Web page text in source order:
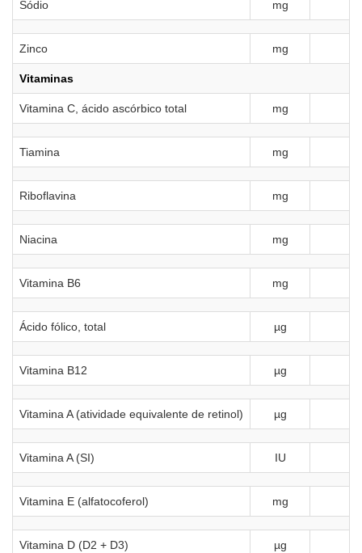
Sódio mg
Zinco mg
Vitaminas
Vitamina C, ácido ascórbico total mg
Tiamina mg
Riboflavina mg
Niacina mg
Vitamina B6 mg
Ácido fólico, total µg
Vitamina B12 µg
Vitamina A (atividade equivalente de retinol) µg
Vitamina A (SI) IU
Vitamina E (alfatocoferol) mg
Vitamina D (D2 + D3) µg